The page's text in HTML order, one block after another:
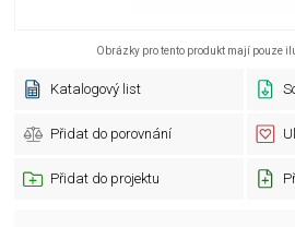
Obrázky pro tento produkt mají pouze
Katalogový list
Přidat do porovnání
Přidat do projektu